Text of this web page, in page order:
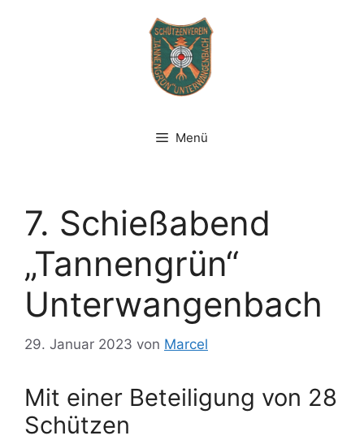
Menü
7. Schießabend
„Tannengrün“
Unterwangenbach
29. Januar 2023 von Marcel
Mit einer Beteiligung von 28
Schützen